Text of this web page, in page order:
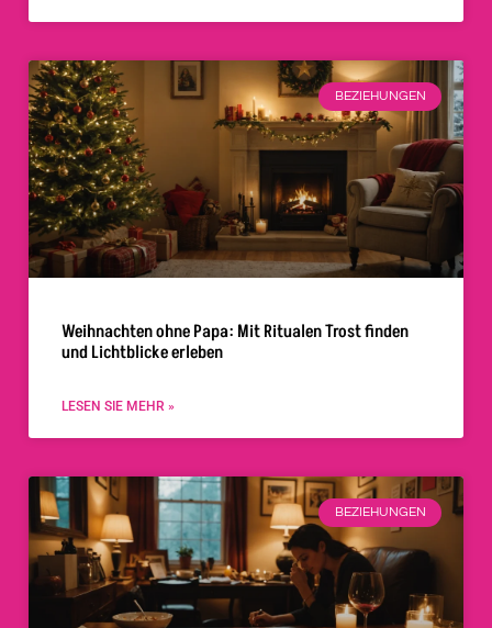
BEZIEHUNGEN
Weihnachten ohne Papa: Mit Ritualen Trost finden
und Lichtblicke erleben
LESEN SIE MEHR »
BEZIEHUNGEN